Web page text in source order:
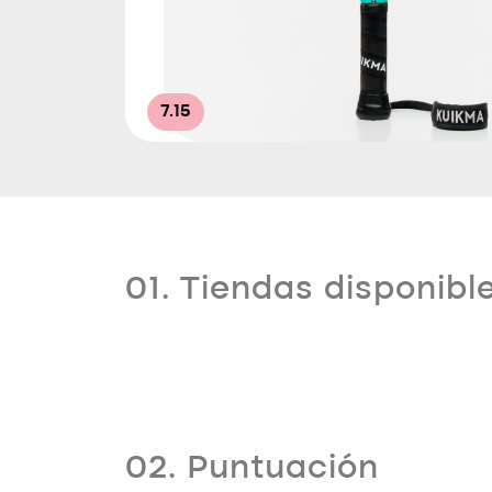
7.15
01. Tiendas
02. Puntuación